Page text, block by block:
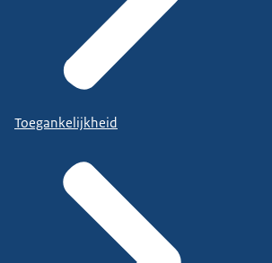
Toegankelijkheid